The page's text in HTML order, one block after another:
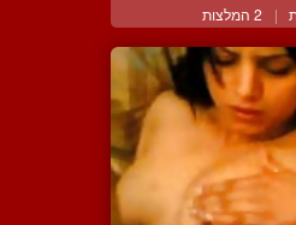
| 2 המלצות